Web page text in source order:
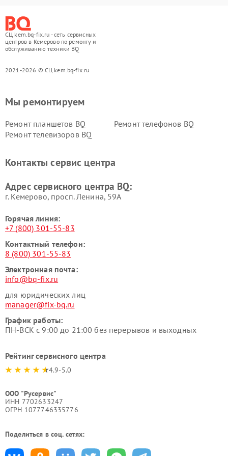
СЦ kem.bq-fix.ru - сеть сервисных
центров в Кемерово по ремонту и
обслуживанию техники BQ
2021-2026 © СЦ kem.bq-fix.ru
Мы ремонтируем
Ремонт планшетов BQ
Ремонт телефонов BQ
Ремонт телевизоров BQ
Контакты сервис центра
Адрес сервисного центра BQ:
г. Кемерово, просп. Ленина, 59А
Горячая линия:
+7 (800) 301-55-83
Контактный телефон:
8 (800) 301-55-83
Электронная почта:
info@bq-fix.ru
для юридических лиц
manager@fix-bq.ru
График работы:
ПН-ВСК с 9:00 до 21:00 без перерывов и выходных
Рейтинг сервисного центра
4.9-5.0
ООО "Русервис"
ИНН 7702633247
ОГРН 1077746335776
Поделиться в соц. сетях: